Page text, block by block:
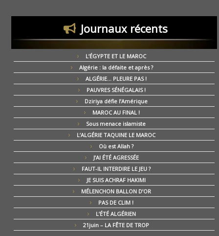
Journaux récents
L’ÉGYPTE ET LE MAROC
Algérie : la défaite et après ?
ALGÉRIE… PLEURE PAS !
PAUVRES SÉNÉGALAIS !
Dziriya défie l’Amérique
MAROC AU FINAL !
Sous menace islamiste
L’ALGÉRIE TAQUINE LE MAROC
Où est Allah ?
J’AI ÉTÉ AGRESSÉE
FAUT-IL INTERDIRE LE JEU ?
JE SUIS ACHRAF HAKIMI
MÉLENCHON BALLON D’OR
PAS DE CLIM !
L’ÉTÉ ALGÉRIEN
21juin – LA FÊTE DE TROP